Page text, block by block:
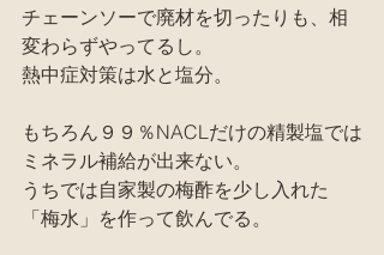
チェーンソーで廃材を切ったりも、相
変わらずやってるし。
熱中症対策は水と塩分。
もちろん９９％NACLだけの精製塩では
ミネラル補給が出来ない。
うちでは自家製の梅酢を少し入れた
「梅水」を作って飲んでる。